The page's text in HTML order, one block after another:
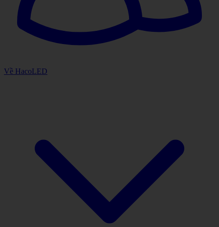
Về HacoLED